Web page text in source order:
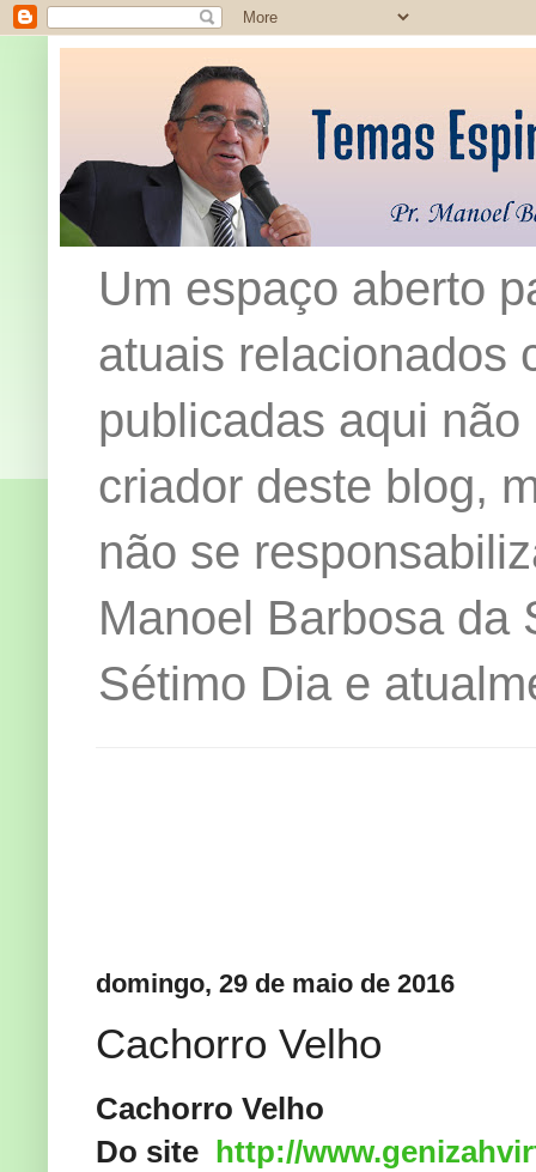
Um espaço aberto
atuais relacionados
publicadas aqui
criador deste blog,
não se
Manoel Barbosa da
Sétimo Dia e
domingo, 29 de maio de 2016
Cachorro Velho
Cachorro Velho
Do site http://